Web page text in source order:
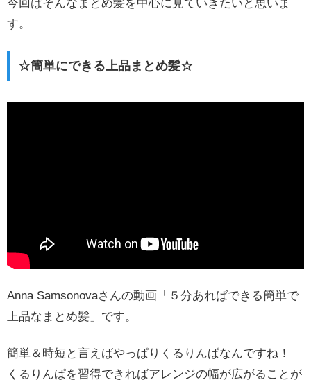
今回はそんなまとめ髪を中心に見ていきたいと思いま
す。
☆簡単にできる上品まとめ髪☆
Anna Samsonovaさんの動画「５分あればできる簡単で
上品なまとめ髪」です。
簡単＆時短と言えばやっぱりくるりんぱなんですね！
くるりんぱを習得できればアレンジの幅が広がることが